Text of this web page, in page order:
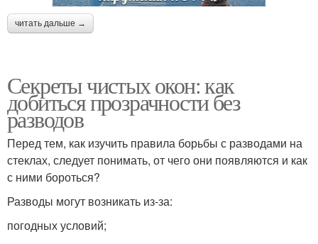
читать дальше →
Секреты чистых окон: как
добиться прозрачности без
разводов
Перед тем, как изучить правила борьбы с разводами на
стеклах, следует понимать, от чего они появляются и как
с ними бороться?
Разводы могут возникать из-за:
погодных условий;